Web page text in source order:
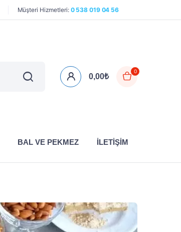
Müşteri Hizmetleri: 0 538 019 04 56
0,00₺
0
BAL VE PEKMEZ İLETIŞIM